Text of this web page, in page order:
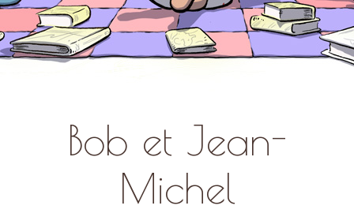
Bob et Jean-
Michel